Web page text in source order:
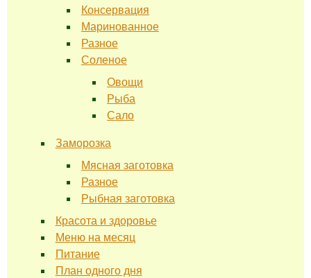
Консервация
Маринованное
Разное
Соленое
Овощи
Рыба
Сало
Заморозка
Мясная заготовка
Разное
Рыбная заготовка
Красота и здоровье
Меню на месяц
Питание
План одного дня